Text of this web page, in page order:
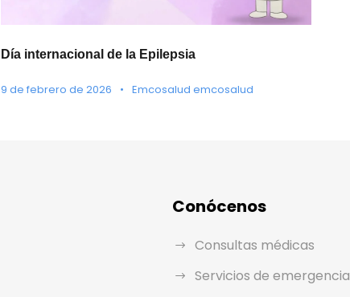
Día internacional de la Epilepsia
9 de febrero de 2026 • Emcosalud emcosalud
Conócenos
Consultas médicas
Servicios de emergencia